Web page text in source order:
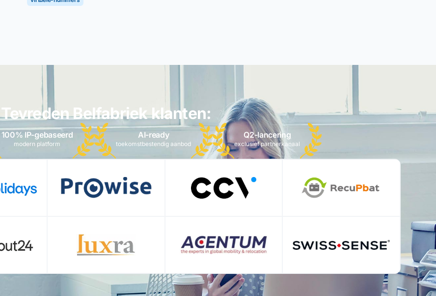
Tevreden Belfabriek klanten:
100% IP-gebaseerd
modern platform
AI-ready
toekomstbestendig aanbod
Q2-lancering
exclusief partnerkanaal